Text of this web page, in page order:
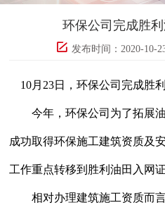
环保公司完成胜
发布时间：2020-10-
10月 23日，环保公司完成胜
今年，环保公司为了拓展
成功取得环保施工建筑资质及
工作重点转移到胜利油田入网
相对办理建筑施工资质而